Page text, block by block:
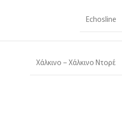
Echosline
Χάλκινο – Χάλκινο Ντορέ